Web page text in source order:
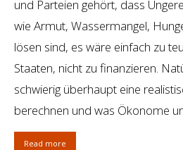
und Parteien gehört, dass
wie Armut, Wassermangel,
lösen sind, es wäre einfach zu
Staaten, nicht zu finanzieren.
schwierig überhaupt eine
berechnen und was Ökonome
Read more